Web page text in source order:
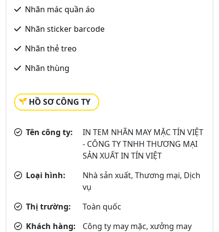
Nhãn mác quần áo
Nhãn sticker barcode
Nhãn thẻ treo
Nhãn thùng
HỒ SƠ CÔNG TY
Tên công ty:
IN TEM NHÃN MAY MẶC TÍN VIỆT
- CÔNG TY TNHH THƯƠNG MẠI
SẢN XUẤT IN TÍN VIỆT
Loại hình:
Nhà sản xuất, Thương mại, Dịch
vụ
Thị trường:
Toàn quốc
Khách hàng:
Công ty may mặc, xưởng may